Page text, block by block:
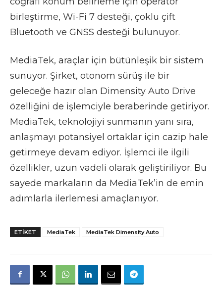
birleştirme, Wi-Fi 7 desteği, çoklu çift
Bluetooth ve GNSS desteği bulunuyor.
MediaTek, araçlar için bütünleşik bir sistem
sunuyor. Şirket, otonom sürüş ile bir
geleceğe hazır olan Dimensity Auto Drive
özelliğini de işlemciyle beraberinde getiriyor.
MediaTek, teknolojiyi sunmanın yanı sıra,
anlaşmayı potansiyel ortaklar için cazip hale
getirmeye devam ediyor. İşlemci ile ilgili
özellikler, uzun vadeli olarak geliştiriliyor. Bu
sayede markaların da MediaTek’in de emin
adımlarla ilerlemesi amaçlanıyor.
ETIKET MediaTek MediaTek Dimensity Auto